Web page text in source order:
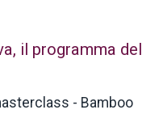
il programma del
- Bamboo